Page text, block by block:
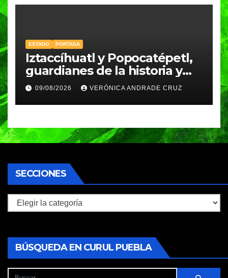
ESTADO PORTADA
Iztaccíhuatl y Popocatépetl,
guardianes de la historia y
fuentes de vida para Puebla:
Armenta
09/08/2026 VERÓNICA ANDRADE CRUZ
SECCIONES
Secciones
BÚSQUEDA EN CURUL PUEBLA